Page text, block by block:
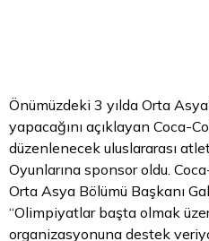
Önümüzdeki 3 yılda Orta
yapacağını açıklayan Coca-
düzenlenecek uluslararası
Oyunlarına sponsor oldu.
Orta Asya Bölümü Başkanı
“Olimpiyatlar başta olmak
organizasyonuna destek